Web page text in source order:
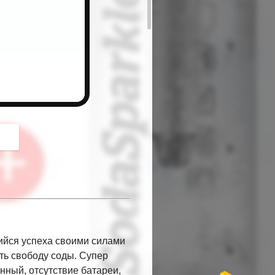
button
успеха своими силами
свободу соды. Супер
отсутствие батареи,